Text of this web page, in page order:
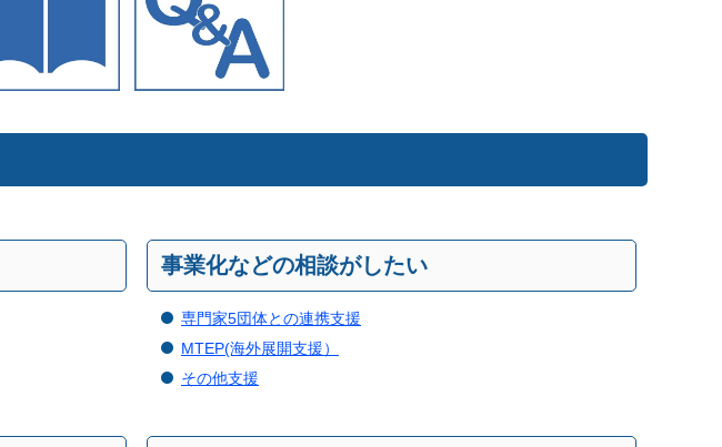
事業化などの相談がしたい
専門家5団体との連携支援
MTEP(海外展開支援）
その他支援